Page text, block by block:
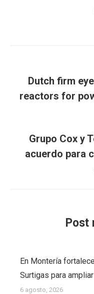
entre
Dutch firm
reactors for
Grupo Cox y
acuerdo para
Post
En Montería
Surtigas para
6 agosto, 2026